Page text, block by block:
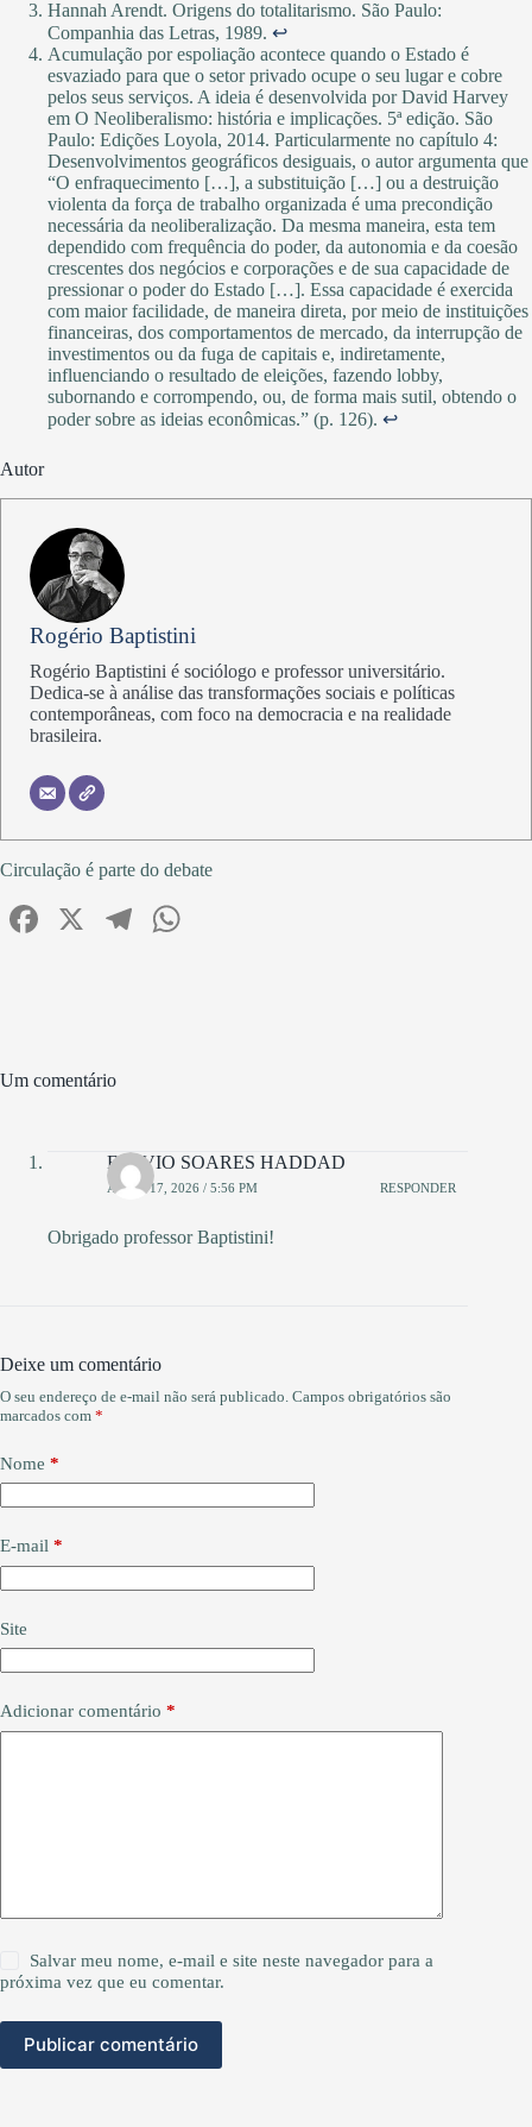
Hannah Arendt. Origens do totalitarismo. São Paulo:
Companhia das Letras, 1989. ↩︎
Acumulação por espoliação acontece quando o Estado é
esvaziado para que o setor privado ocupe o seu lugar e cobre
pelos seus serviços. A ideia é desenvolvida por David Harvey
em O Neoliberalismo: história e implicações. 5ª edição. São
Paulo: Edições Loyola, 2014. Particularmente no capítulo 4:
Desenvolvimentos geográficos desiguais, o autor argumenta que
“O enfraquecimento […], a substituição […] ou a destruição
violenta da força de trabalho organizada é uma precondição
necessária da neoliberalização. Da mesma maneira, esta tem
dependido com frequência do poder, da autonomia e da coesão
crescentes dos negócios e corporações e de sua capacidade de
pressionar o poder do Estado […]. Essa capacidade é exercida
com maior facilidade, de maneira direta, por meio de instituições
financeiras, dos comportamentos de mercado, da interrupção de
investimentos ou da fuga de capitais e, indiretamente,
influenciando o resultado de eleições, fazendo lobby,
subornando e corrompendo, ou, de forma mais sutil, obtendo o
poder sobre as ideias econômicas.” (p. 126). ↩︎
Autor
Rogério Baptistini
Rogério Baptistini é sociólogo e professor universitário.
Dedica-se à análise das transformações sociais e políticas
contemporâneas, com foco na democracia e na realidade
brasileira.
Circulação é parte do debate
Fa X
Te
Um comentário
FLAVIO SOARES HADDAD
ABRIL 17, 2026 / 5:56 PM RESPONDER
Obrigado professor Baptistini!
Deixe um comentário
O seu endereço de e-mail não será publicado. Campos obrigatórios são
marcados com *
Nome *
E-mail *
Site
Adicionar comentário *
Salvar meu nome, e-mail e site neste navegador para a
próxima vez que eu comentar.
Publicar comentário